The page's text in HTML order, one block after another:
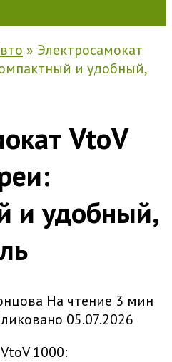
» Электросамокат
и удобный,
VtoV
и удобный,
На чтение 3 мин
05.07.2026